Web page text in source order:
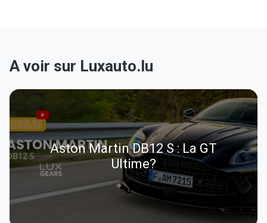
A voir sur Luxauto.lu
Aston Martin DB12 S : La GT
Ultime?